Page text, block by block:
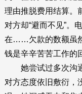
理由推脱费用结算。
对方却“避而不见”。
在……欠款的数额虽
钱是辛辛苦苦工作的
她尝试过多次沟通
对方态度依旧敷衍，